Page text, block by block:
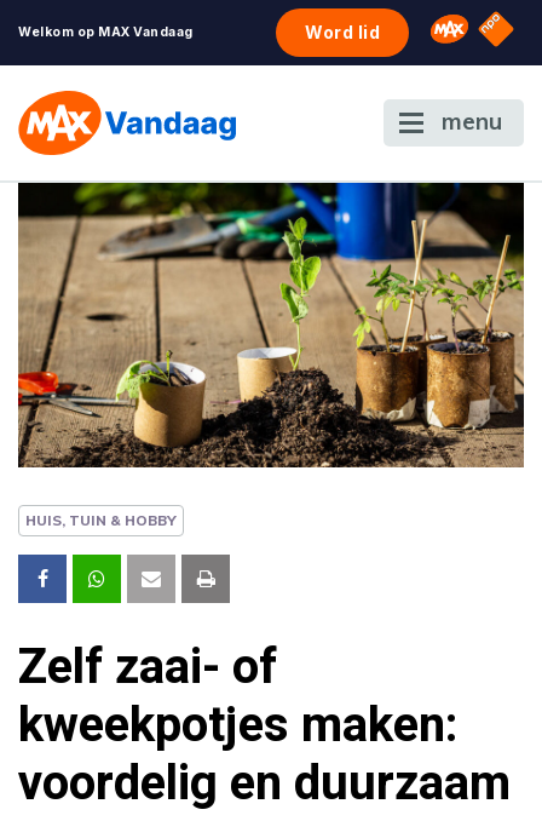
Welkom op MAX Vandaag Word lid Omroep
NPO
menu
HUIS, TUIN & HOBBY
Zelf zaai- of
kweekpotjes maken:
voordelig en duurzaam